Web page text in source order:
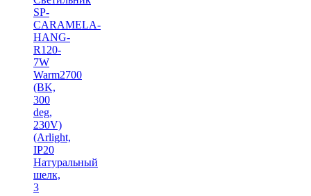
SP-
CARAMELA-
HANG-
R120-
7W
Warm2700
(BK,
300
deg,
230V)
(Arlight,
IP20
Натуральный
шелк,
3